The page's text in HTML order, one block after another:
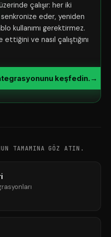
çalışır: her iki
eder, yeniden
kullanımı gerektirmez.
ve nasıl çalıştığını
keşfedin. →
TAMAMINA GÖZ ATIN.